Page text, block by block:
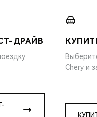
ДРАЙВ
Chery и